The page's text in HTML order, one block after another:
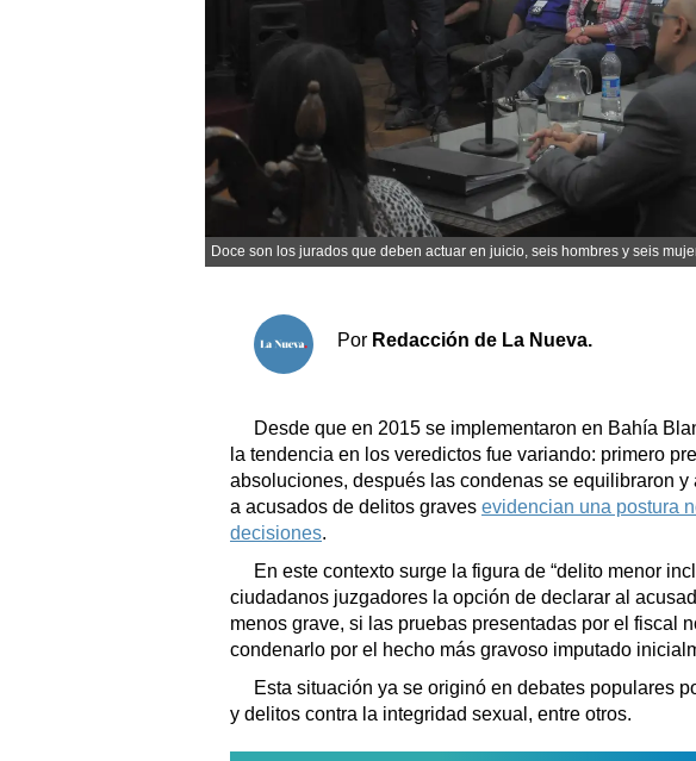
Sociedad y tiempo libre
Sociedad
Tecnología
Turismo
Salud
Es viral
El tiempo
Fúnebres
Clasificados
Suplementos
Servicios
Farmacias
Datos Útiles
Fúnebres
Edictos
Doce son los jurados que deben actuar en juicio, seis hombres y seis
Por Redacción de La Nueva.
Desde que en 2015 se implementaron en Bahía
la tendencia en los veredictos fue variando: primero
absoluciones, después las condenas se equilibraron
a acusados de delitos graves evidencian una postura
decisiones.
En este contexto surge la figura de “delito menor
ciudadanos juzgadores la opción de declarar al
menos grave, si las pruebas presentadas por el fiscal
condenarlo por el hecho más gravoso imputado
Esta situación ya se originó en debates populares
y delitos contra la integridad sexual, entre otros.